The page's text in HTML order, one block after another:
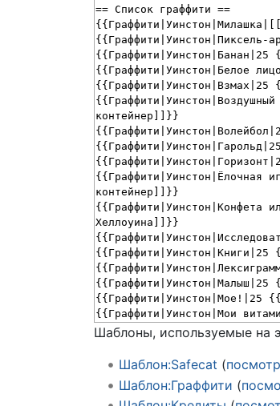
Шаблоны, используемые на
Шаблон:Safecat (
Шаблон:Граффити (